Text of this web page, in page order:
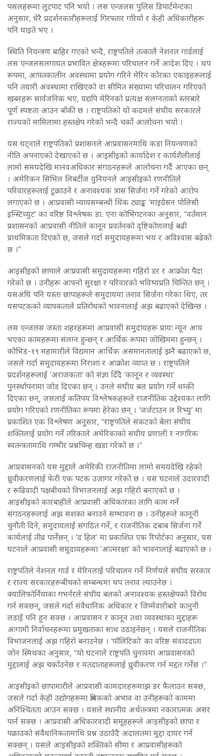
पसलहरूमा लुटपाट पनि भयो । लस एन्जलस पुलिस डिपार्टमेन्टका
अनुसार, धेरै प्रदर्शनकारीहरूलाई गिरफ्तार गरियो र केही अधिकारीहरू
पनि घाइते भए ।
स्थिति नियन्त्रण बाहिर गएको भन्दै, राष्ट्रपतिले तत्कालै नेशनल गार्डलाई
लस एन्जलसलगायत प्रभावित क्षेत्रहरूमा परिचालन गर्ने आदेश दिए । थप
रूपमा, आपतकालीन अवस्थामा प्रयोग गरिने मेरिन कोरका एकाइहरूलाई
पनि तयारी अवस्थामा राखिएको वा सीमित संख्यामा परिचालन गरिएको
खबरहरू सार्वजनिक भए, यद्यपि मेरिनको प्रत्यक्ष संलग्नताको स्तरबारे
पूर्ण स्पष्टता आउन बाँकी छ । राष्ट्रपतिको यो कदमले संघीय सरकारले
राज्यको मामिलामा हस्तक्षेप गरेको भन्दै चर्को आलोचना भयो ।
यस घट्नाले राष्ट्रपतिको प्रशासनले आप्रवासनमाथि कडा नियन्त्रणको
नीति अपनाएको देखाएको छ । आइसीइको कार्यादेश र कार्यशैलीलाई
लामो समयदेखि मानवअधिकार संगठनहरूले आलोचना गर्दै आएका छन्
। अमेरिकन सिभिल लिबर्टीज युनियनले आइसीइको रणनीतिले
परिवारहरूलाई टुक्राउने र अनावश्यक त्रास सिर्जना गर्ने गरेको आरोप
लगाएको छ । आप्रवासी न्यायसम्बन्धी थिंक ट्याङ्क ‘माइग्रेसन पोलिसी
इन्स्टिच्युट’ का वरिष्ठ विश्लेषक डा. एना कोभिंगटनका अनुसार, “वर्तमान
प्रशासनको आप्रवासी नीतिले कानून प्रवर्तनको दृष्टिकोणलाई बढी
प्राथमिकता दिएको छ, जसले गर्दा समुदायहरूमा भय र अविश्वास बढेको
छ ।”
आइसीइको छापाले आप्रवासी समुदायहरूमा गहिरो डर र आक्रोश पैदा
गरेको छ । उनीहरू आफ्नो सुरक्षा र परिवारको भविष्यप्रति चिन्तित छन् ।
यसअघि पनि यस्ता छापाहरूले समुदायमा तनाव सिर्जना गरेका थिए, तर
यसपटकको व्यापकताले प्रतिरोधको भावनालाई अझ बढाएको देखिन्छ ।
लस एन्जलस जस्ता शहरहरूमा आप्रवासी समुदायहरू प्रायः न्यून आय
भएका कामहरूमा संलग्न हुन्छन् र आर्थिक रूपमा जोखिममा हुन्छन् ।
कोभिड-१९ महामारीले विद्यमान आर्थिक असमानतालाई झनै बढाएको छ,
जसले गर्दा समुदायहरूमा निराशा र आक्रोश व्याप्त छ । राष्ट्रपतिले
प्रदर्शनहरूलाई ‘अराजकता’ को संज्ञा दिँदै ‘कानून र व्यवस्था’
पुनर्स्थापनामा जोड दिएका छन् । उनले संघीय बल प्रयोग गर्ने धम्की
दिएका छन्, जसलाई कतिपय विश्लेषकहरूले राजनीतिक उद्देश्यका लागि
प्रयोग गरिएको रणनीतिका रूपमा हेरेका छन् । ‘जर्जटाउन ल रिभ्यु’ मा
प्रकाशित एक विश्लेषण अनुसार, “राष्ट्रपतिले संकटको बेला संघीय
शक्तिलाई प्रयोग गर्ने तरिकाले अमेरिकाको संघीय प्रणाली र नागरिक
स्वतन्त्रतामाथि गम्भीर प्रश्नचिन्ह खडा गरेको छ ।”
आप्रवासनको यस मुद्दाले अमेरिकी राजनीतिमा लामो समयदेखि रहेको
ध्रुवीकरणलाई फेरी एक पटक उजागर गरेको छ । यस घटनाले उदारवादी
र रूढिवादी पक्षबीचको विभाजनलाई अझ गहिरो बनाएको छ ।
आइसीइको कारबाहीले आप्रवासी अधिकारका लागि काम गर्ने
संगठनहरूलाई अझ सशक्त बनाउने सम्भावना छ । उनीहरूले कानूनी
चुनौती दिने, समुदायलाई संगठित गर्ने, र राजनीतिक दबाब सिर्जना गर्ने
कार्यलाई तीव्र पार्नेछन् । ‘द हिल’ मा प्रकाशित एक रिपोर्टका अनुसार, यस
घटनाले आप्रवासी समुदायहरूमा ‘आत्मरक्षा’ को भावनालाई बढाएको छ ।
राष्ट्रपतिले नेशनल गार्ड र मेरिनलाई परिचालन गर्ने निर्णयले संघीय सरकार
र राज्य सरकारहरूबीचको सम्बन्धमा थप तनाव ल्याउनेछ ।
क्यालिफोर्नियाका गभर्नरले संघीय बलको अनावश्यक हस्तक्षेपको विरोध
गर्न सक्छन्, जसले गर्दा संवैधानिक अधिकार र जिम्मेवारीबारे कानुनी
लडाइँ पनि हुन सक्छ । आप्रवासन र कानून तथा व्यवस्थाका मुद्दाहरू
आगामी निर्वाचनहरूमा प्रमुखताका साथ उठाइनेछन् । यसले राजनीतिक
विभाजनलाई अझ गहिरो बनाउनेछ । ‘पॉलिटिको’ का वरिष्ठ संवाददाता
जोन स्मिथका अनुसार, “यो घटनाले राष्ट्रपति चुनावमा आप्रवासनको
मुद्दालाई अझ चर्काउनेछ र मतदाताहरूलाई ध्रुवीकरण गर्न मद्दत गर्नेछ ।”
आइसीइको छापामारीले आप्रवासी कामदारहरूमाझ डर फैलाउन सक्छ,
जसले गर्दा केही उद्योगहरूमा श्रमिकको अभाव वा उनीहरूको काममा
अनिश्चितता आउन सक्छ । यसले स्थानीय अर्थतन्त्रमा नकारात्मक असर
पार्न सक्छ । आप्रवासी अधिकारवादी समूहहरूले आइसीइको छापा र
पक्राउको संवैधानिकतामाथि प्रश्न उठाउँदै अदालतमा मुद्दा दायर गर्न
सक्छन् । यसले आइसीइको शक्तिको सीमा र आप्रवासीहरूको